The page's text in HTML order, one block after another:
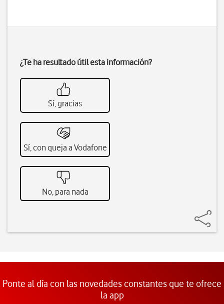
¿Te ha resultado útil esta información?
Sí, gracias
Sí, con queja a Vodafone
No, para nada
Ponte al día con las novedades constantes que te ofrece
la app